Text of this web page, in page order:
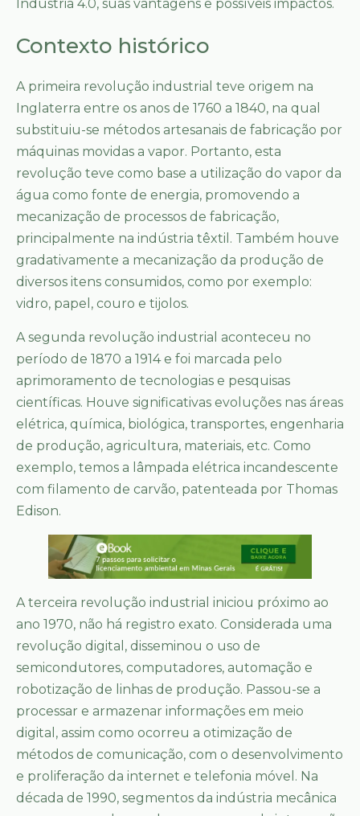
Indústria 4.0, suas vantagens e possíveis impactos.
Contexto histórico
A primeira revolução industrial teve origem na
Inglaterra entre os anos de 1760 a 1840, na qual
substituiu-se métodos artesanais de fabricação por
máquinas movidas a vapor. Portanto, esta
revolução teve como base a utilização do vapor da
água como fonte de energia, promovendo a
mecanização de processos de fabricação,
principalmente na indústria têxtil. Também houve
gradativamente a mecanização da produção de
diversos itens consumidos, como por exemplo:
vidro, papel, couro e tijolos.
A segunda revolução industrial aconteceu no
período de 1870 a 1914 e foi marcada pelo
aprimoramento de tecnologias e pesquisas
científicas. Houve significativas evoluções nas áreas
elétrica, química, biológica, transportes, engenharia
de produção, agricultura, materiais, etc. Como
exemplo, temos a lâmpada elétrica incandescente
com filamento de carvão, patenteada por Thomas
Edison.
A terceira revolução industrial iniciou próximo ao
ano 1970, não há registro exato. Considerada uma
revolução digital, disseminou o uso de
semicondutores, computadores, automação e
robotização de linhas de produção. Passou-se a
processar e armazenar informações em meio
digital, assim como ocorreu a otimização de
métodos de comunicação, com o desenvolvimento
e proliferação da internet e telefonia móvel. Na
década de 1990, segmentos da indústria mecânica